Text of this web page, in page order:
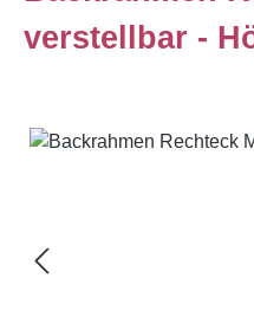
verstellbar -
Bildergalerie überspringen